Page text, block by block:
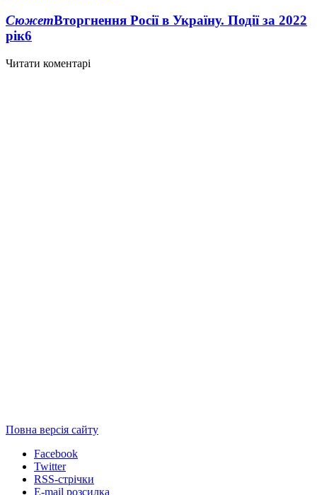
СюжетВторгнення Росії в Україну. Події за 2022
рік6
Читати коментарі
Повна версія сайту
Facebook
Twitter
RSS-стрічки
E-mail розсилка